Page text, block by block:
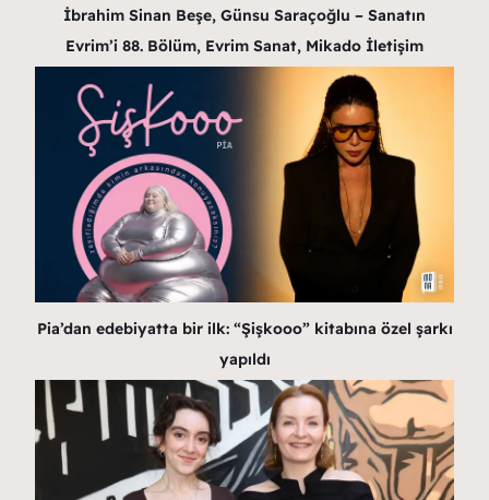
İbrahim Sinan Beşe, Günsu Saraçoğlu – Sanatın
Evrim’i 88. Bölüm, Evrim Sanat, Mikado İletişim
Pia’dan edebiyatta bir ilk: “Şişkooo” kitabına özel şarkı
yapıldı